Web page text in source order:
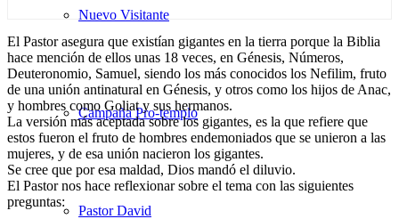
Nuevo Visitante
Campaña Pro-templo
Pastor David
El Pastor asegura que existían gigantes en la tierra porque la Biblia
hace mención de ellos unas 18 veces, en Génesis, Números,
Deuteronomio, Samuel, siendo los más conocidos los Nefilim, fruto
de una unión antinatural en Génesis, y otros como los hijos de Anac,
y hombres como Goliat y sus hermanos.
La versión más aceptada sobre los gigantes, es la que refiere que
estos fueron el fruto de hombres endemoniados que se unieron a las
mujeres, y de esa unión nacieron los gigantes.
Se cree que por esa maldad, Dios mandó el diluvio.
El Pastor nos hace reflexionar sobre el tema con las siguientes
preguntas: